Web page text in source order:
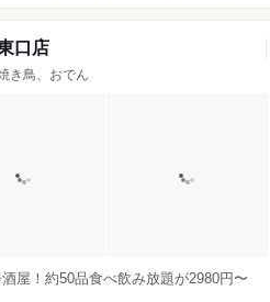
口店
き鳥、おでん
屋！約50品食べ飲み放題が2980円〜